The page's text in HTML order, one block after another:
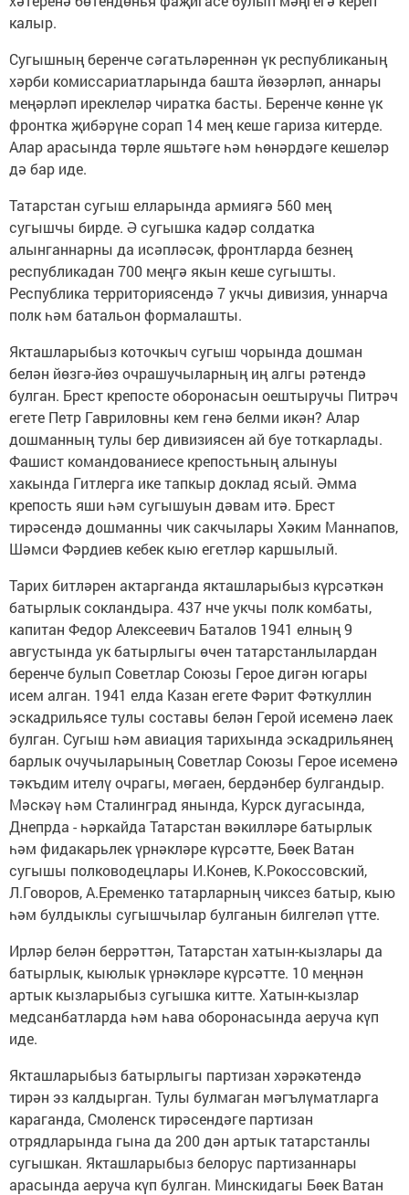
калыр.
Сугышның беренче сәгатьләреннән үк республиканың
хәрби комиссариатларында башта йөзәрләп, аннары
меңәрләп иреклеләр чиратка басты. Беренче көнне үк
фронтка җибәрүне сорап 14 мең кеше гариза китерде.
Алар арасында төрле яшьтәге һәм һөнәрдәге кешеләр
дә бар иде.
Татарстан сугыш елларында армиягә 560 мең
сугышчы бирде. Ә сугышка кадәр солдатка
алынганнарны да исәпләсәк, фронтларда безнең
республикадан 700 меңгә якын кеше сугышты.
Республика территориясендә 7 укчы дивизия, уннарча
полк һәм батальон формалашты.
Якташларыбыз коточкыч сугыш чорында дошман
белән йөзгә-йөз очрашучыларның иң алгы рәтендә
булган. Брест крепосте оборонасын оештыручы Питрәч
егете Петр Гавриловны кем генә белми икән? Алар
дошманның тулы бер дивизиясен ай буе тоткарлады.
Фашист командованиесе крепостьның алынуы
хакында Гитлерга ике тапкыр доклад ясый. Әмма
крепость яши һәм сугышуын дәвам итә. Брест
тирәсендә дошманны чик сакчылары Хәким Маннапов,
Шәмси Фәрдиев кебек кыю егетләр каршылый.
Тарих битләрен актарганда якташларыбыз күрсәткән
батырлык сокландыра. 437 нче укчы полк комбаты,
капитан Федор Алексеевич Баталов 1941 елның 9
августында ук батырлыгы өчен татарстанлылардан
беренче булып Советлар Союзы Герое дигән югары
исем алган. 1941 елда Казан егете Фәрит Фәткуллин
эскадрильясе тулы составы белән Герой исеменә лаек
булган. Сугыш һәм авиация тарихында эскадрильянең
барлык очучыларының Советлар Союзы Герое исеменә
тәкъдим ителү очрагы, мөгаен, бердәнбер булгандыр.
Мәскәү һәм Сталинград янында, Курск дугасында,
Днепрда - һәркайда Татарстан вәкилләре батырлык
һәм фидакарьлек үрнәкләре күрсәтте, Бөек Ватан
сугышы полководецлары И.Конев, К.Рокоссовский,
Л.Говоров, А.Еременко татарларның чиксез батыр, кыю
һәм булдыклы сугышчылар булганын билгеләп үтте.
Ирләр белән беррәттән, Татарстан хатын-кызлары да
батырлык, кыюлык үрнәкләре күрсәтте. 10 меңнән
артык кызларыбыз сугышка китте. Хатын-кызлар
медсанбатларда һәм һава оборонасында аеруча күп
иде.
Якташларыбыз батырлыгы партизан хәрәкәтендә
тирән эз калдырган. Тулы булмаган мәгълүматларга
караганда, Смоленск тирәсендәге партизан
отрядларында гына да 200 дән артык татарстанлы
сугышкан. Якташларыбыз белорус партизаннары
арасында аеруча күп булган. Минскидагы Бөек Ватан